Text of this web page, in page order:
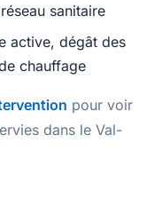
sanitaire
active, dégât des
chauffage
pour voir
dans le Val-